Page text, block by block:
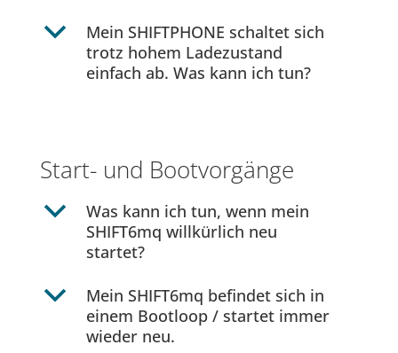
b
Mein SHIFTPHONE schaltet sich
trotz hohem Ladezustand
einfach ab. Was kann ich tun?
Start- und Bootvorgänge
b
Was kann ich tun, wenn mein
SHIFT6mq willkürlich neu
startet?
b
Mein SHIFT6mq befindet sich in
einem Bootloop / startet immer
wieder neu.